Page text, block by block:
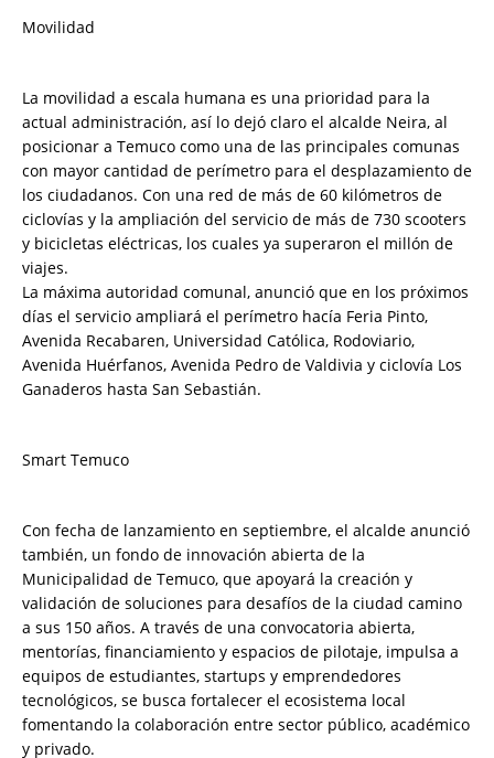
Movilidad
La movilidad a escala humana es una prioridad para la
actual administración, así lo dejó claro el alcalde Neira, al
posicionar a Temuco como una de las principales comunas
con mayor cantidad de perímetro para el desplazamiento de
los ciudadanos. Con una red de más de 60 kilómetros de
ciclovías y la ampliación del servicio de más de 730 scooters
y bicicletas eléctricas, los cuales ya superaron el millón de
viajes.
La máxima autoridad comunal, anunció que en los próximos
días el servicio ampliará el perímetro hacía Feria Pinto,
Avenida Recabaren, Universidad Católica, Rodoviario,
Avenida Huérfanos, Avenida Pedro de Valdivia y ciclovía Los
Ganaderos hasta San Sebastián.
Smart Temuco
Con fecha de lanzamiento en septiembre, el alcalde anunció
también, un fondo de innovación abierta de la
Municipalidad de Temuco, que apoyará la creación y
validación de soluciones para desafíos de la ciudad camino
a sus 150 años. A través de una convocatoria abierta,
mentorías, financiamiento y espacios de pilotaje, impulsa a
equipos de estudiantes, startups y emprendedores
tecnológicos, se busca fortalecer el ecosistema local
fomentando la colaboración entre sector público, académico
y privado.